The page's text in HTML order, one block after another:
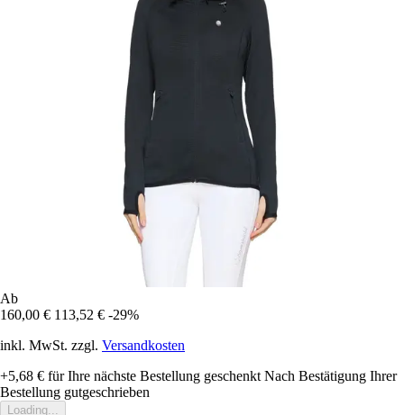
Ab
160,00 € 113,52 € -29%
inkl. MwSt. zzgl. Versandkosten
+5,68 € für Ihre nächste Bestellung geschenkt Nach Bestätigung Ihrer
Bestellung gutgeschrieben
Loading...